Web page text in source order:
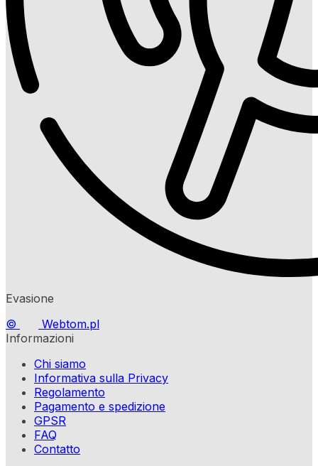
Evasione
©
Webtom.pl
Informazioni
Chi siamo
Informativa sulla Privacy
Regolamento
Pagamento e spedizione
GPSR
FAQ
Contatto